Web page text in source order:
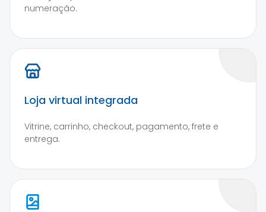
numeração.
Loja virtual integrada
Vitrine, carrinho, checkout, pagamento, frete e
entrega.